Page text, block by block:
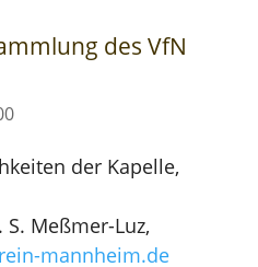
des VfN
der Kapelle,
S. Meßmer-Luz,
mannheim.de